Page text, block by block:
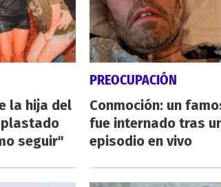
la hija del
seguir"
PREOCUPACIÓN
Conmoción: un
fue internado tras
episodio en vivo